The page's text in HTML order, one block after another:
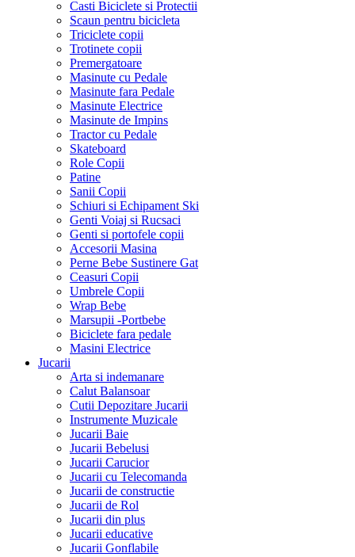
Casti Biciclete si Protectii
Scaun pentru bicicleta
Triciclete copii
Trotinete copii
Premergatoare
Masinute cu Pedale
Masinute fara Pedale
Masinute Electrice
Masinute de Impins
Tractor cu Pedale
Skateboard
Role Copii
Patine
Sanii Copii
Schiuri si Echipament Ski
Genti Voiaj si Rucsaci
Genti si portofele copii
Accesorii Masina
Perne Bebe Sustinere Gat
Ceasuri Copii
Umbrele Copii
Wrap Bebe
Marsupii -Portbebe
Biciclete fara pedale
Masini Electrice
Jucarii
Arta si indemanare
Calut Balansoar
Cutii Depozitare Jucarii
Instrumente Muzicale
Jucarii Baie
Jucarii Bebelusi
Jucarii Carucior
Jucarii cu Telecomanda
Jucarii de constructie
Jucarii de Rol
Jucarii din plus
Jucarii educative
Jucarii Gonflabile